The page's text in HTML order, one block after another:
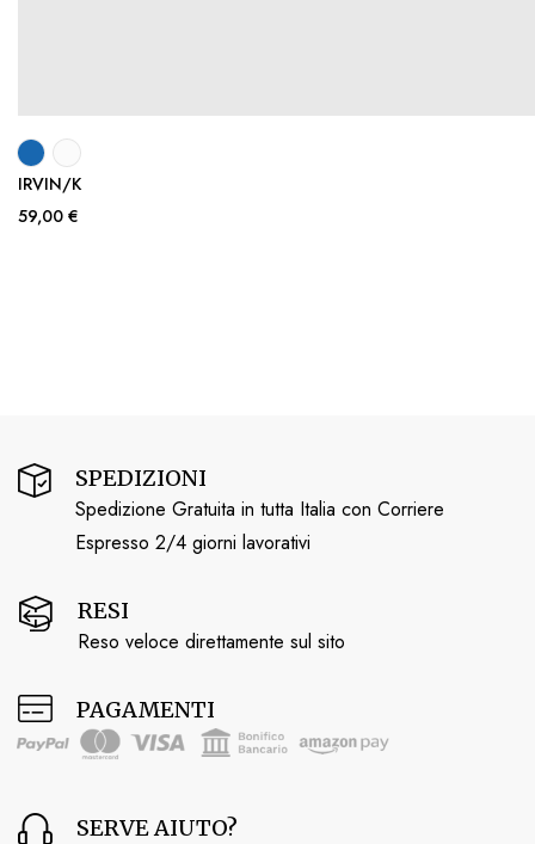
IRVIN/K
59,00 €
SPEDIZIONI
Spedizione Gratuita in tutta Italia con Corriere
Espresso 2/4 giorni lavorativi
RESI
Reso veloce direttamente sul sito
PAGAMENTI
SERVE AIUTO?